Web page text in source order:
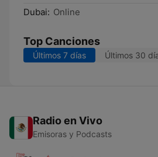
Dubai: Online
Top Canciones
Últimos 7 días Últimos 30
Radio en Vivo
Emisoras y Podcasts